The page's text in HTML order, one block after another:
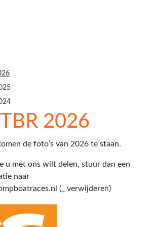
TBR 2026
de foto’s van 2026 te staan.
u met ons wilt delen, stuur dan een
naar
(_ verwijderen)